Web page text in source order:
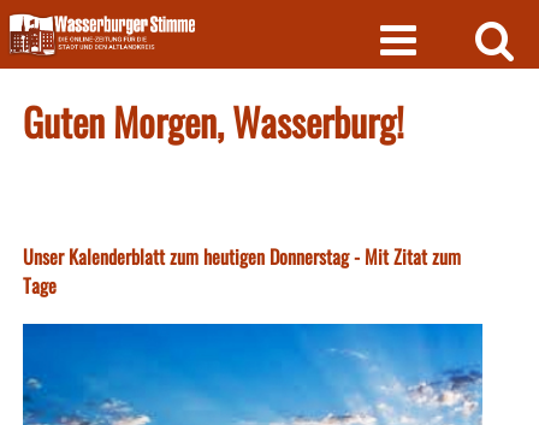
Skip
to
content
Guten Morgen, Wasserburg!
Unser Kalenderblatt zum heutigen Donnerstag - Mit Zitat zum
Tage